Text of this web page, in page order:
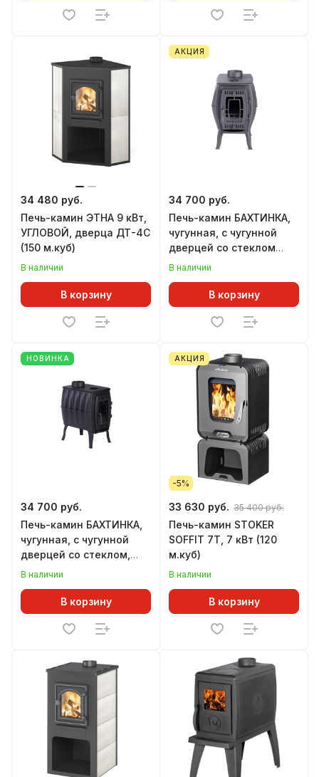
34 480 руб.
Печь-камин ЭТНА 9 кВт,
УГЛОВОЙ, дверца ДТ-4С
(150 м.куб)
В наличии
В корзину
АКЦИЯ
34 700 руб.
Печь-камин БАХТИНКА,
чугунная, с чугунной
дверцей со стеклом
СЕРАЯ
В наличии
В корзину
НОВИНКА
34 700 руб.
Печь-камин БАХТИНКА,
чугунная, с чугунной
дверцей со стеклом,
ЧЕРНАЯ
В наличии
В корзину
АКЦИЯ
-5%
33 630 руб. 35 400 руб.
Печь-камин STOKER
SOFFIT 7Т, 7 кВт (120
м.куб)
В наличии
В корзину